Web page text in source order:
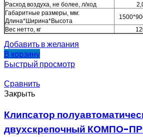
Расход воздуха, не более, л/ход
Габаритные размеры, мм:
Длина*Ширина*Высота
Вес нетто, кг
Добавить в желания
В корзину
Быстрый просмотр
Сравнить
Закрыть
Клипсатор
двухскрепочный КОМПО-